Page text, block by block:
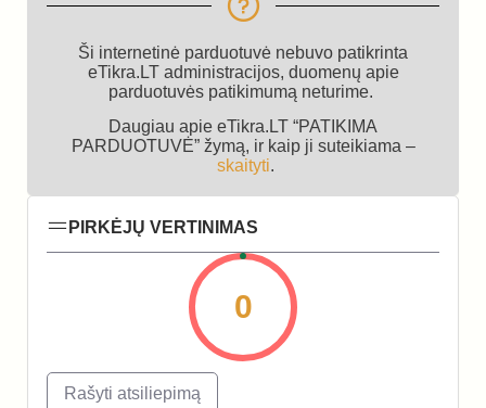
Ši internetinė parduotuvė nebuvo patikrinta
eTikra.LT administracijos, duomenų apie
parduotuvės patikimumą neturime.
Daugiau apie eTikra.LT “PATIKIMA
PARDUOTUVĖ” žymą, ir kaip ji suteikiama –
skaityti.
PIRKĖJŲ VERTINIMAS
0
Rašyti atsiliepimą